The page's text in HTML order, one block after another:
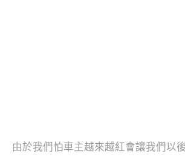
由於我們怕車主越來越紅會讓我們以